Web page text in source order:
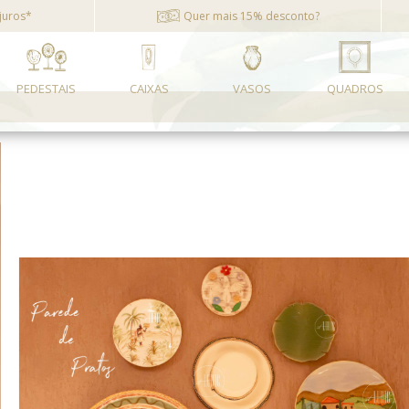
Quer mais 15% desconto?
PEDESTAIS CAIXAS VASOS QUADROS